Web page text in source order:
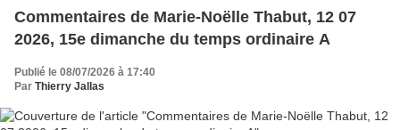
Commentaires de Marie-Noëlle Thabut, 12 07
2026, 15e dimanche du temps ordinaire A
Publié le 08/07/2026 à 17:40
Par Thierry Jallas